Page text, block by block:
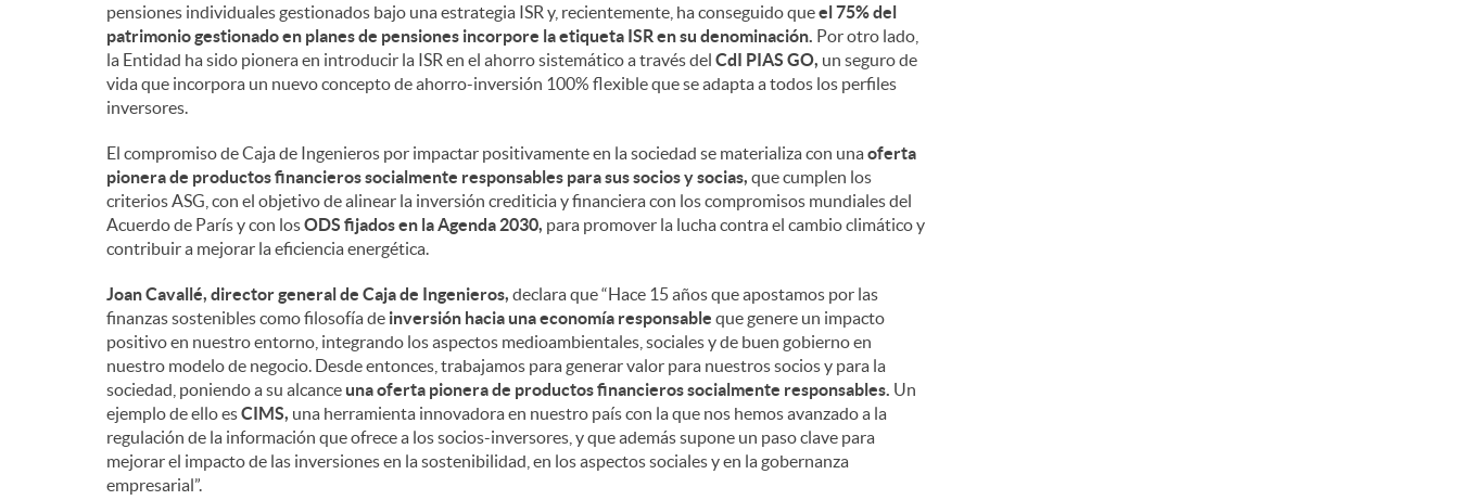
pensiones individuales gestionados bajo una estrategia ISR y, recientemente, ha conseguido queel 75% del
patrimonio gestionado en planes de pensiones incorpore la etiqueta ISR en su denominación. Por otro lado,
la Entidad ha sido pionera en introducir la ISR en el ahorro sistemático a través del CdI PIAS GO, un seguro de
vida que incorpora un nuevo concepto de ahorro-inversión 100% flexible que se adapta a todos los perfiles
inversores.
El compromiso de Caja de Ingenieros por impactar positivamente en la sociedad se materializa con unaoferta
pionera de productos financieros socialmente responsables para sus socios y socias, que cumplen los
criterios ASG, con el objetivo de alinear la inversión crediticia y financiera con los compromisos mundiales del
Acuerdo de París y con losODS fijados en la Agenda 2030, para promover la lucha contra el cambio climático y
contribuir a mejorar la eficiencia energética.
Joan Cavallé, director general de Caja de Ingenieros, declara que “Hace 15 años que apostamos por las
finanzas sostenibles como filosofía de inversión hacia una economía responsable que genere un impacto
positivo en nuestro entorno, integrando los aspectos medioambientales, sociales y de buen gobierno en
nuestro modelo de negocio. Desde entonces, trabajamos para generar valor para nuestros socios y para la
sociedad, poniendo a su alcance una oferta pionera de productos financieros socialmente responsables. Un
ejemplo de ello esCIMS, una herramienta innovadora en nuestro país con la que nos hemos avanzado a la
regulación de la información que ofrece a los socios-inversores, y que además supone un paso clave para
mejorar el impacto de las inversiones en la sostenibilidad, en los aspectos sociales y en la gobernanza
empresarial”.